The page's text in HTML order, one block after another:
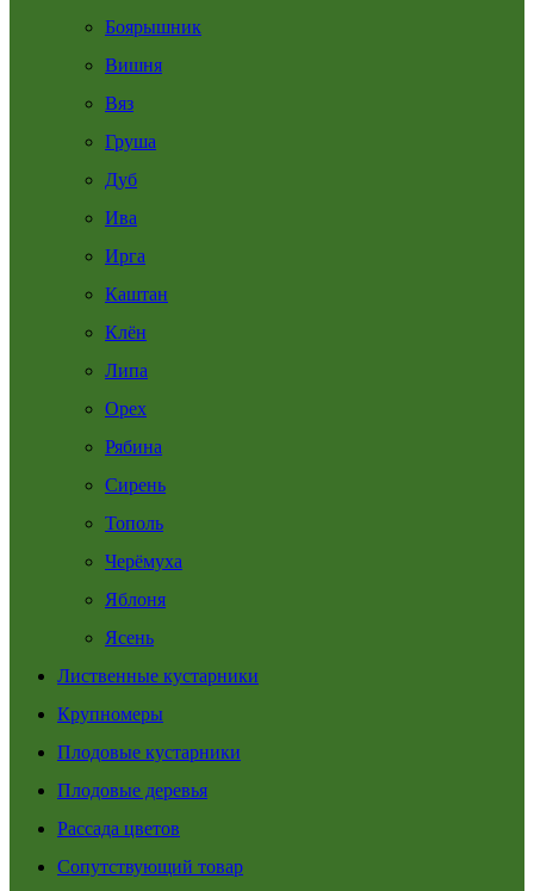
Боярышник
Вишня
Вяз
Груша
Дуб
Ива
Ирга
Каштан
Клён
Липа
Орех
Рябина
Сирень
Тополь
Черёмуха
Яблоня
Ясень
Лиственные кустарники
Крупномеры
Плодовые кустарники
Плодовые деревья
Рассада цветов
Сопутствующий товар